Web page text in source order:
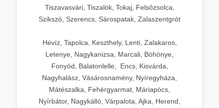
Tiszavasvári, Tiszalök, Tokaj, Felsőzsolca,
Szikszó, Szerencs, Sárospatak, Zalaszentgrót
Hévíz, Tapolca, Keszthely, Lenti, Zalakaros,
Letenye, Nagykanizsa, Marcali, Böhönye,
Fonyód, Balatonlelle, Encs, Kisvárda,
Nagyhalász, Vásárosnamény, Nyíregyháza,
Mátészalka, Fehérgyarmat, Máriapócs,
Nyírbátor, Nagykálló, Várpalota, Ajka, Herend,